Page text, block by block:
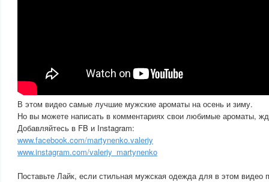
В этом видео самые лучшие мужские ароматы на осень и зиму.
Но вы можете написать в комментариях свои любимые ароматы,
Добавляйтесь в FB и Instagram:
www.facebook.com/martynenko.valeriy
www.instagram.com/valeriy_martynenko
Поставьте Лайк, если стильная мужская одежда для в этом видео